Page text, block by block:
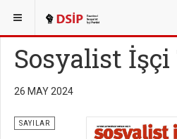
BURADASINIZ: YAYINLAR
Sosyalist İşçi
26 MAY 2024
SAYILAR